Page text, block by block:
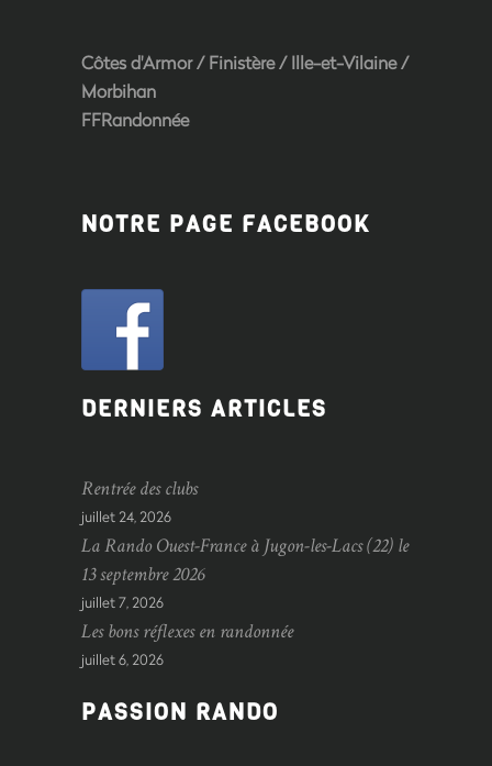
Côtes d'Armor/Finistère/Ille-et-Vilaine/
Morbihan
FFRandonnée
NOTRE PAGE FACEBOOK
DERNIERS ARTICLES
Rentrée des clubs
juillet 24, 2026
La Rando Ouest-France à Jugon-les-Lacs (22) le
13 septembre 2026
juillet 7, 2026
Les bons réflexes en randonnée
juillet 6, 2026
PASSION RANDO